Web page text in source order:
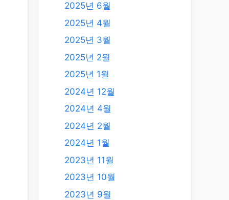
2025년 6월
2025년 4월
2025년 3월
2025년 2월
2025년 1월
2024년 12월
2024년 4월
2024년 2월
2024년 1월
2023년 11월
2023년 10월
2023년 9월